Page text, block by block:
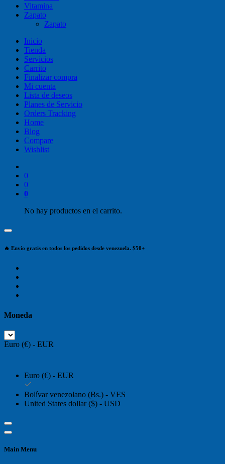
Vitamina
Zapato
Zapato
Inicio
Tienda
Servicios
Carrito
Finalizar compra
Mi cuenta
Lista de deseos
Planes de Servicio
Orders Tracking
Home
Blog
Compare
Wishlist
0
0
0
No hay productos en el carrito.
🔥 Envío gratis en todos los pedidos desde venezuela. $50+
Moneda
Euro (€) - EUR
Euro (€) - EUR
Bolívar venezolano (Bs.) - VES
United States dollar ($) - USD
Main Menu